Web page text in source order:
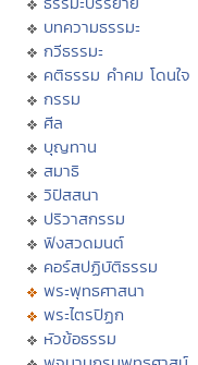
บทความธรรมะ
กวีธรรมะ
คติธรรม คำคม โดนใจ
กรรม
ศีล
บุญทาน
สมาธิ
วิปัสสนา
ปริวาสกรรม
ฟังสวดมนต์
คอร์สปฏิบัติธรรม
พระพุทธศาสนา
พระไตรปิฏก
หัวข้อธรรม